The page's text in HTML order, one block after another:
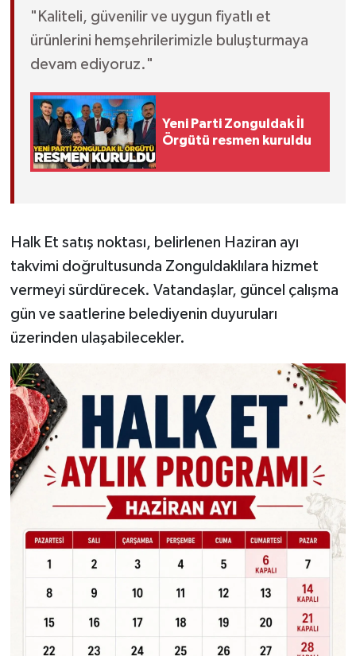
"Kaliteli, güvenilir ve uygun fiyatlı et
ürünlerini hemşehrilerimizle buluşturmaya
devam ediyoruz."
Yeni Parti Zonguldak İl
Örgütü resmen kuruldu
Halk Et satış noktası, belirlenen Haziran ayı
takvimi doğrultusunda Zonguldaklılara hizmet
vermeyi sürdürecek. Vatandaşlar, güncel çalışma
gün ve saatlerine belediyenin duyuruları
üzerinden ulaşabilecekler.
Spor
Ulusal
Yaşam